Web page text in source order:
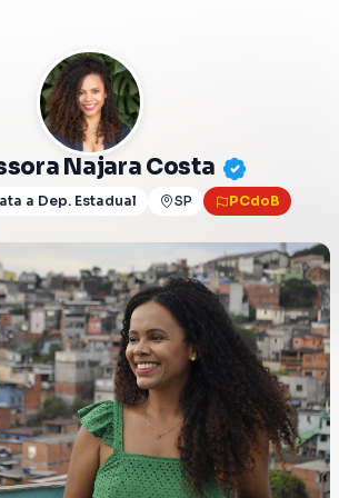
Najara Costa
a Dep. Estadual SP PCdoB